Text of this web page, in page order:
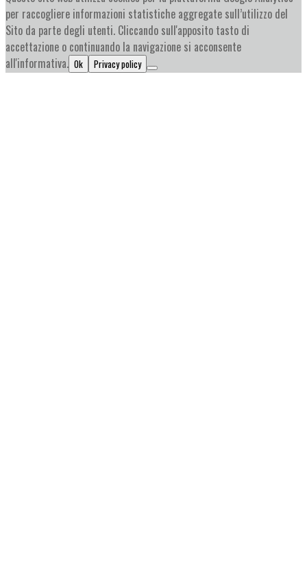
per raccogliere informazioni statistiche aggregate sull’utilizzo del
Sito da parte degli utenti. Cliccando sull'apposito tasto di
accettazione o continuando la navigazione si acconsente
all'informativa. Ok Privacy policy